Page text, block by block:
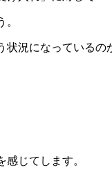
況になっているの
じてします。